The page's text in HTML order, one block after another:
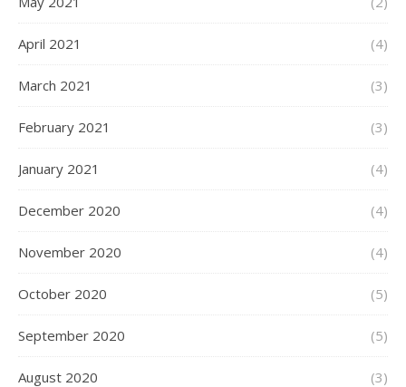
April 2021 (4)
March 2021 (3)
February 2021 (3)
January 2021 (4)
December 2020 (4)
November 2020 (4)
October 2020 (5)
September 2020 (5)
August 2020 (3)